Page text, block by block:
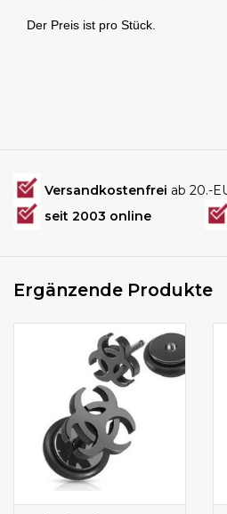
Der Preis ist pro Stück.
Versandkostenfrei ab 20.-
seit 2003 online
Ergänzende Produkte